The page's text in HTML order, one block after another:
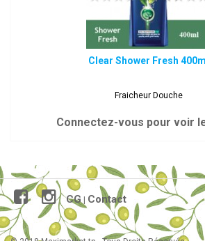
Clear Shower Fresh 400ml
Fraicheur Douche
Connectez-vous pour voir
CG| Contact